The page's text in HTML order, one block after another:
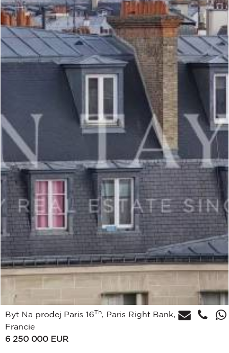
Byt Na prodej Paris 16Th, Paris Right Bank,
Francie
6 250 000 EUR